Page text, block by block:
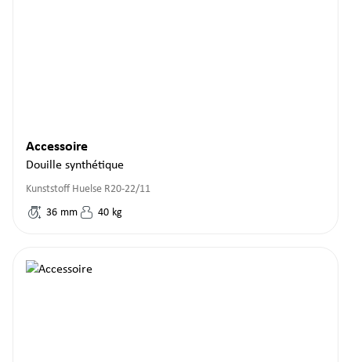
Accessoire
Douille synthétique
Kunststoff Huelse R20-22/11
36 mm 40 kg